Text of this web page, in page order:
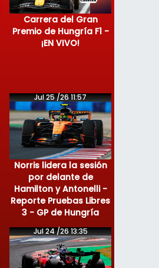
Carrera del Gran
Premio de Hungría F1 -
¡EN VIVO!
Jul 25 /26 11:57
Norris lidera la sesión
por delante de
Hamilton y Antonelli -
Reporte Pruebas Libres
3 - GP de Hungría
Jul 24 /26 13:35